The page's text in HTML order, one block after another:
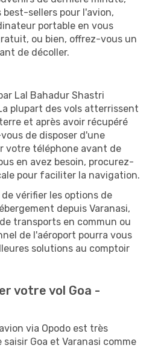
best-sellers pour l'avion,
portable en vous
ou bien, offrez-vous un
de décoller.
Lal Bahadur Shastri
plupart des vols atterrissent
et après avoir récupéré
de disposer d'une
votre téléphone avant de
en avez besoin, procurez-
pour faciliter la navigation.
vérifier les options de
depuis Varanasi,
transports en commun ou
de l'aéroport pourra vous
solutions au comptoir
votre vol Goa -
via Opodo est très
Goa et Varanasi comme